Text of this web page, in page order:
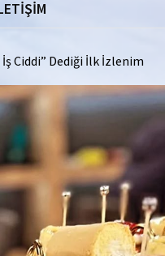
Ciddi” Dediği İlk İzlenim